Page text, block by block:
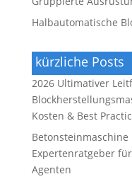
Halbautomatische
kürzliche Posts
2026 Ultimativer
Kosten & Best
Betonsteinmaschine
Expertenratgeber
Agenten